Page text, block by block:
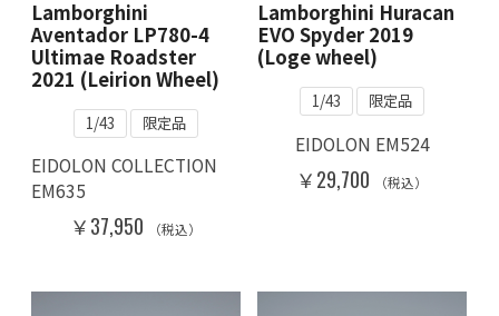
Lamborghini
Aventador LP780-4
Ultimae Roadster
2021 (Leirion Wheel)
1/43 限定品
EIDOLON COLLECTION
EM635
￥37,950 （税込）
Lamborghini Huracan
EVO Spyder 2019
(Loge wheel)
1/43 限定品
EIDOLON EM524
￥29,700 （税込）